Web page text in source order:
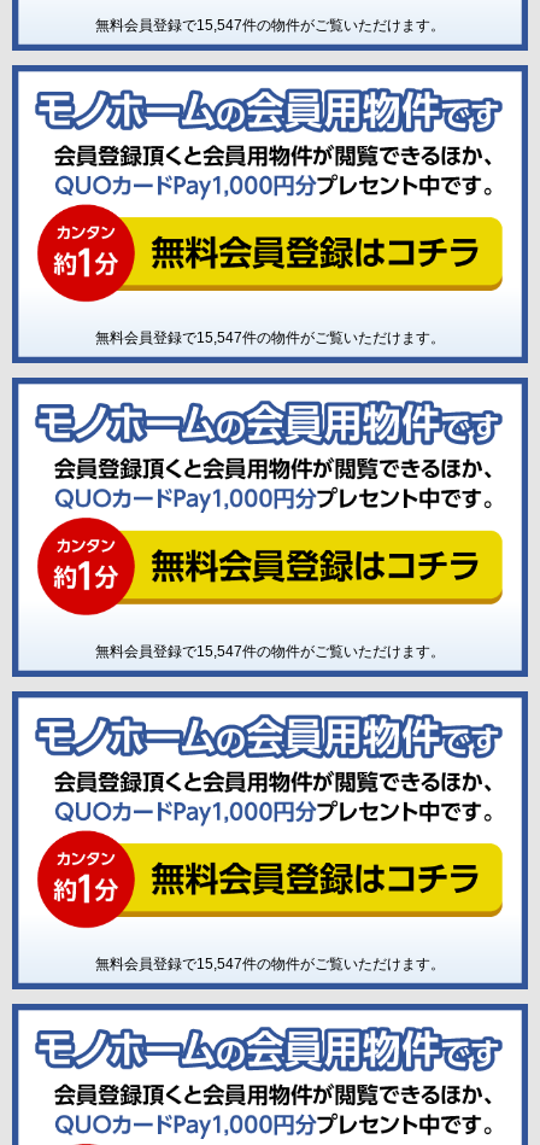
無料会員登録で15,547件の物件がご覧いただけます。
無料会員登録で15,547件の物件がご覧いただけます。
無料会員登録で15,547件の物件がご覧いただけます。
無料会員登録で15,547件の物件がご覧いただけます。